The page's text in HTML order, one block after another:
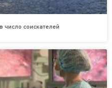
число соискателей